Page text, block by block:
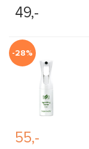
49,-
-28%
55,-